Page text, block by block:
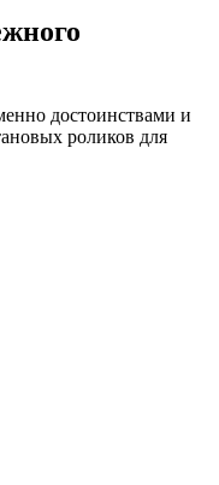
достоинствами и
роликов для